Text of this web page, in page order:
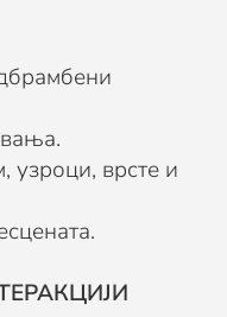
узроци, врсте и